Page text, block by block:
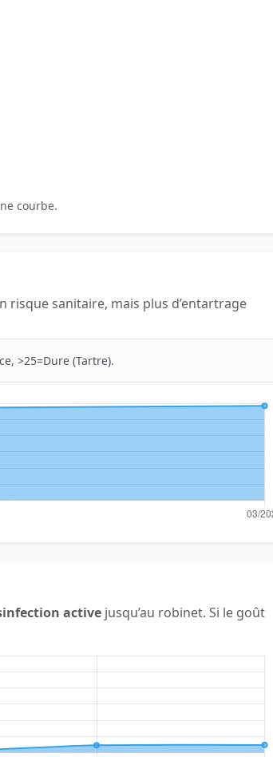
courbe.
risque sanitaire, mais plus d’entartrage
>25=Dure (Tartre).
active jusqu’au robinet. Si le goût